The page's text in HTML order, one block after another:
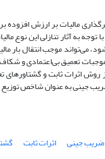
مالیات بر ارزش
توجه به آثار تنازلی این
می‌­تواند موجب انتقال بار
تعمیق بی‌اعتمادی و
جینی به عنوان شاخص
ضریب جینی اثرات ثابت